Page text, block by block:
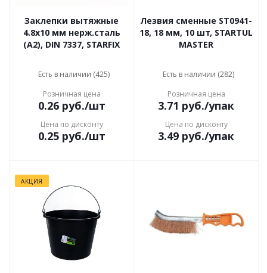
Заклепки вытяжные
4.8х10 мм нерж.сталь
(А2), DIN 7337, STARFIX
Есть в наличии (425)
Розничная цена
0.26руб./шт
Цена по дисконту
0.25руб./шт
Лезвия сменные ST0941-
18, 18 мм, 10 шт, STARTUL
MASTER
Есть в наличии (282)
Розничная цена
3.71 руб./упак
Цена по дисконту
3.49 руб./упак
АКЦИЯ